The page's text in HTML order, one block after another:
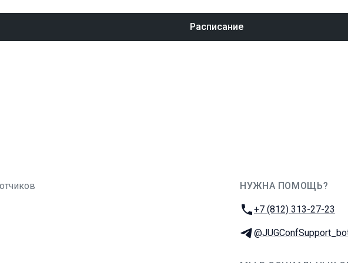
Расписание
НУЖНА ПОМОЩЬ?
Телефон:
+7 (812) 313-27-23
Телеграм: